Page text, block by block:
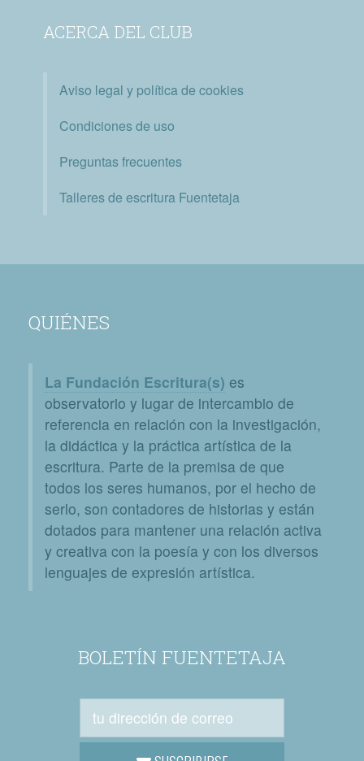
ACERCA DEL CLUB
Aviso legal y política de cookies
Condiciones de uso
Preguntas frecuentes
Talleres de escritura Fuentetaja
QUIÉNES
La Fundación Escritura(s) es
observatorio y lugar de intercambio de
referencia en relación con la investigación,
la didáctica y la práctica artística de la
escritura. Parte de la premisa de que
todos los seres humanos, por el hecho de
serlo, son contadores de historias y están
dotados para mantener una relación activa
y creativa con la poesía y con los diversos
lenguajes de expresión artística.
BOLETÍN FUENTETAJA